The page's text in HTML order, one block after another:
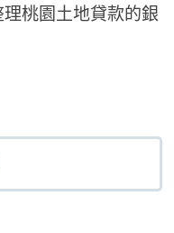
桃園土地貸款的銀